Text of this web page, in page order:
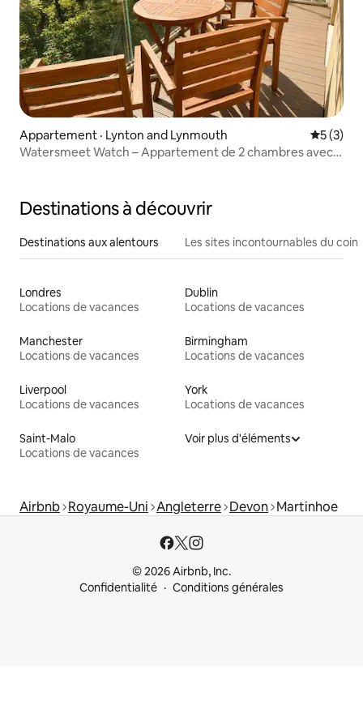
Appartement · Lynton and Lynmouth Note
5 (3)
Watersmeet Watch – Appartement de 2 chambres avec
Destinations à découvrir
Destinations aux alentours Les sites incontournables du coin
Londres
Locations de vacances
Dublin
Locations de vacances
Manchester
Locations de vacances
Birmingham
Locations de vacances
Liverpool
Locations de vacances
York
Locations de vacances
Saint-Malo
Locations de vacances
Voir plus d'éléments
Airbnb Royaume-Uni Angleterre Devon Martinhoe
© 2026 Airbnb, Inc.
Confidentialité
Conditions générales